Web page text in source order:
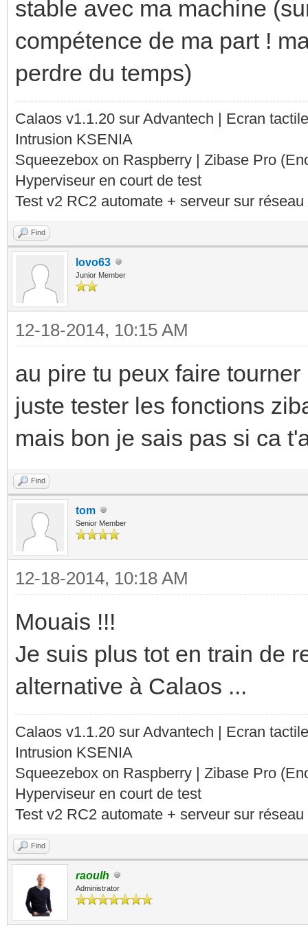
stable avec ma machine
compétence de ma part !
perdre du temps)
Calaos v1.1.20 sur Advantech | Ecran
Intrusion KSENIA
Squeezebox on Raspberry | Zibase Pro
Hyperviseur en court de test
Test v2 RC2 automate + serveur sur
Find
lovo63
Junior Member
12-18-2014, 10:15 AM
au pire tu peux faire
juste tester les fonctions
mais bon je sais pas si ca
Find
tom
Senior Member
12-18-2014, 10:18 AM
Mouais !!!
Je suis plus tot en train de
alternative à Calaos ...
Calaos v1.1.20 sur Advantech | Ecran
Intrusion KSENIA
Squeezebox on Raspberry | Zibase Pro
Hyperviseur en court de test
Test v2 RC2 automate + serveur sur
Find
raoulh
Administrator